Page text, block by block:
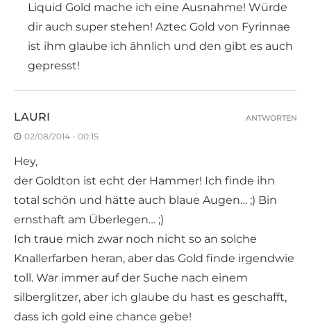
Liquid Gold mache ich eine Ausnahme! Würde
dir auch super stehen! Aztec Gold von Fyrinnae
ist ihm glaube ich ähnlich und den gibt es auch
gepresst!
LAURI
02/08/2014 - 00:15
Hey,
der Goldton ist echt der Hammer! Ich finde ihn
total schön und hätte auch blaue Augen… ;) Bin
ernsthaft am Überlegen… ;)
Ich traue mich zwar noch nicht so an solche
Knallerfarben heran, aber das Gold finde irgendwie
toll. War immer auf der Suche nach einem
silberglitzer, aber ich glaube du hast es geschafft,
dass ich gold eine chance gebe!
ANTWORTEN